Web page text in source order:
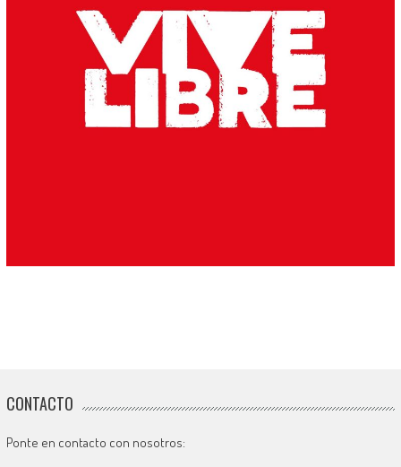
CONTACTO
Ponte en contacto con nosotros: